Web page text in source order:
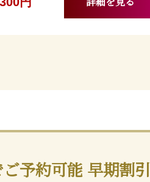
ご予約可能 早期割